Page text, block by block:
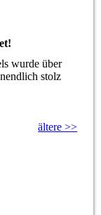
wurde über
stolz
ältere >>